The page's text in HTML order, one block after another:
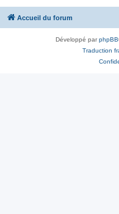
Accueil du forum
Développé parphpBB
Traduction